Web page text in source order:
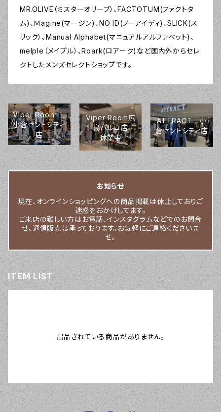
MR.OLIVE（ミスターオリーブ）、FACTOTUM(ファクトタ
ム)、Ｍagine(マージン)、NO ID(ノーアイディ)、SLICK(ス
リック）、Manual Alphabet(マニュアルアルファベット)、
melple（メイプル）、Roark(ロアーク)など国内外からセレ
クトしたメンズセレクトショップです。
Viper Rooｍ
小倉セントシティ
店
Viper Room広
島パルコ店
休業中
ATTRACT 小
倉セントシティ店
お知らせ
現在、オンラインショッピングへの商品掲載は休止しておりご
迷惑をおかけしてます。
ご来店の難しい方はお電話、インスタグラムなどでのお問合
せ、通信販売は承っております。お気軽にご連絡くださいま
せ。
ITEM LIST
出品されている商品がありません。